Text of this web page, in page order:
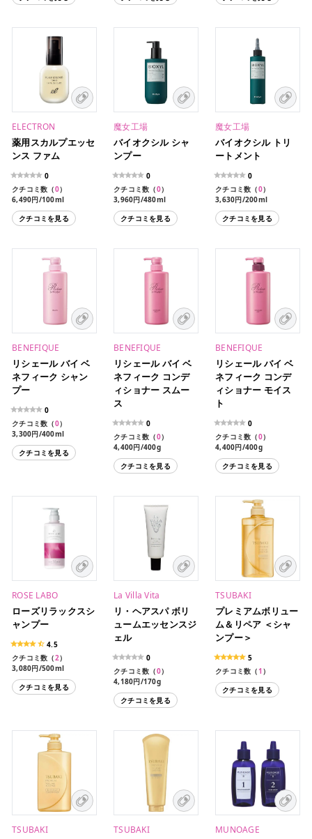
ELECTRON
薬用スカルプエッセ
ンス ファム
0
クチコミ数（0）
6,490円/100ml
クチコミを見る
魔女工場
バイオクシル シャ
ンプー
0
クチコミ数（0）
3,960円/480ml
クチコミを見る
魔女工場
バイオクシル トリ
ートメント
0
クチコミ数（0）
3,630円/200ml
クチコミを見る
BENEFIQUE
リシェール バイ ベ
ネフィーク シャン
プー
0
クチコミ数（0）
3,300円/400ml
2,200円/300ml（レフィ
ル）クチコミを見る
BENEFIQUE
リシェール バイ ベ
ネフィーク コンデ
ィショナー スムー
ス
0
クチコミ数（0）
4,400円/400g
2,970円/300g
クチコミを見る
BENEFIQUE
リシェール バイ ベ
ネフィーク コンデ
ィショナー モイス
ト
0
クチコミ数（0）
4,400円/400g
2,970円/300g（レフィ
ル）クチコミを見る
ROSE LABO
ローズリラックスシ
ャンプー
4.5
クチコミ数（2）
3,080円/500ml
クチコミを見る
La Villa Vita
リ・ヘアスパ ボリ
ュームエッセンスジ
ェル
0
クチコミ数（0）
4,180円/170g
クチコミを見る
TSUBAKI
プレミアムボリュー
ム＆リペア ＜シャ
ンプー＞
5
クチコミ数（1 ）
クチコミを見る
TSUBAKI
TSUBAKI
MUNOAGE